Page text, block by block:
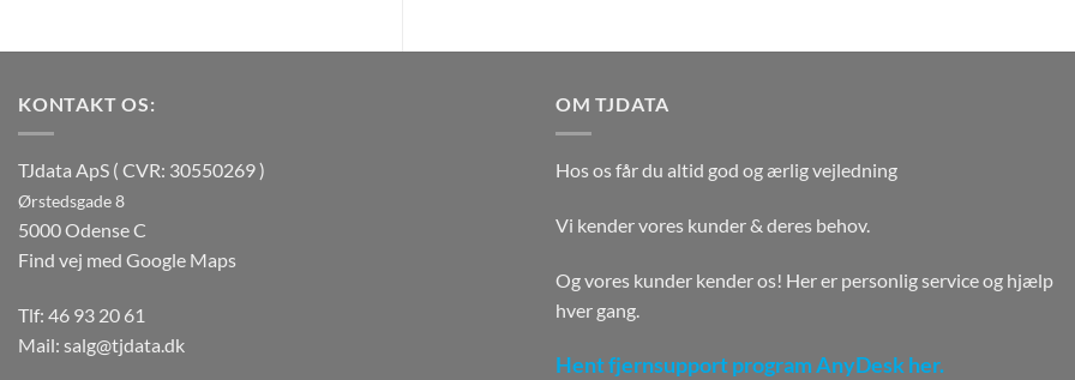
KONTAKT OS:
TJdata ApS ( CVR: 30550269 )
Ørstedsgade 8
5000 Odense C
Find vej med Google Maps
Tlf: 46 93 20 61
Mail: salg@tjdata.dk
OM TJDATA
Hos os får du altid god og ærlig vejledning
Vi kender vores kunder & deres behov.
Og vores kunder kender os! Her er personlig service og hjælp
hver gang.
Hent fjernsupport program AnyDesk her.